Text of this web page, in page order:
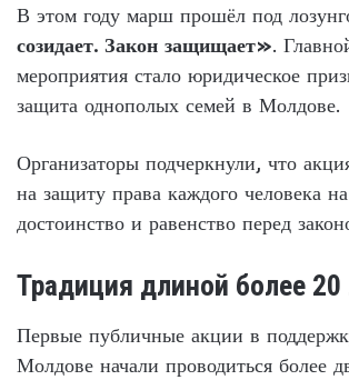
В этом году марш прошёл под
созидает. Закон защищает».
мероприятия стало юридическое
защита однополых семей в Молдове.
Организаторы подчеркнули, что
на защиту права каждого человека
достоинство и равенство перед
Традиция длиной более 20
Первые публичные акции в
Молдове начали проводиться более